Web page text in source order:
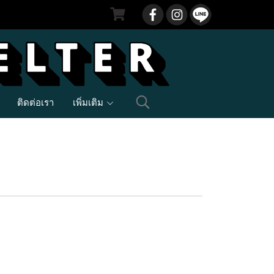
ติดต่อเรา เพิ่มเติม